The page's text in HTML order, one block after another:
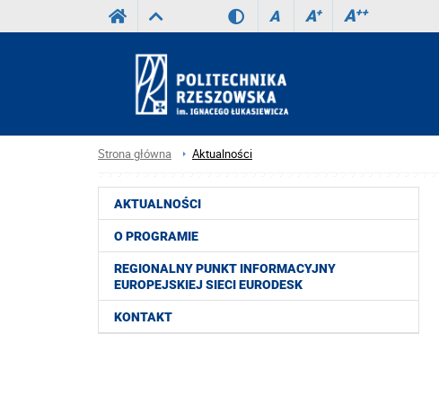
A A+ A++
Strona główna Aktualności
AKTUALNOŚCI
O PROGRAMIE
REGIONALNY PUNKT INFORMACYJNY
EUROPEJSKIEJ SIECI EURODESK
KONTAKT